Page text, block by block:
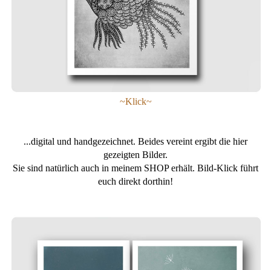
~Klick~
...digital und handgezeichnet. Beides vereint ergibt die hier
gezeigten Bilder.
Sie sind natürlich auch in meinem SHOP erhält. Bild-Klick führt
euch direkt dorthin!